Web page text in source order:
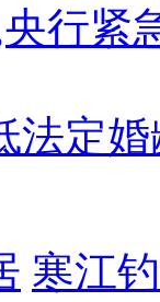
行紧
法定婚
寒江